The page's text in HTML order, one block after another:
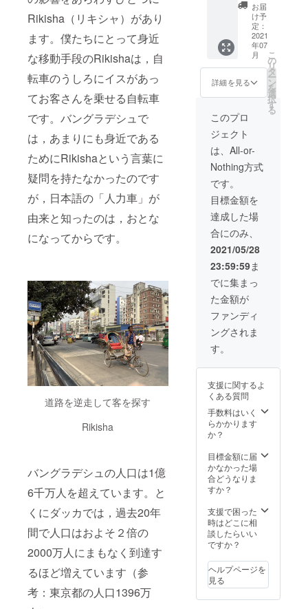
Rikisha（リキシャ）があり
ます。僕たちにとって身近
な移動手段のRikishaは，自
転車のうしろにイスがあっ
てお客さんを乗せる自転車
です。バングラデシュで
は，あまりにも身近である
ためにRikishaという言葉に
疑問を持たなかったのです
が，日本語の「人力車」が
由来と知ったのは，おとな
になってからです。
道路を逆走して客を探す
Rikisha
バングラデシュの人口は1億
6千万人を超えています。と
くにダッカでは，過去20年
間で人口はおよそ２倍の
2000万人にまもなく到達す
るほど増えています（参
考：東京都の人口1396万
欄にご
希望の
お名前
（アル
ファ
ベッ
ト）を
ご記入
くださ
い ・会
計報告
及び活
動報告
をメー
ルでお
す。 ＊
あらか
じめ
テーマ
を設
定，そ
のテー
マに
沿って
受講生
が質問
させて
いただ
テーマ
までは
日本事
務局が
対応し
ます。
者最大4
名） ・
１日講
師（日
本の文
化など
をテー
マにし
た講義
（日本
語）＋
折り紙
または
カルタ
遊びな
撮影
（有効
期限：
2021年
7月〜
2023年
6月）
＊交
通費・
滞在費
は自己
負担で
お願い
オンラ
流会
＊あら
かじめ
テーマ
を設
のテー
マに
沿って
受講生
させて
いただ
きま
す。
の設定
までは
日本事
務局が
お届
け予
定：
2021
年07
月
詳細を見る
こ
の
リ
タ
ー
ン
を
選
択
す
る
このプロ
ジェクト
は、All-or-
Nothing方式
です。
目標金額を
達成した場
合にのみ、
2021/05/28
23:59:59ま
でに集まっ
た金額が
ファンディ
ングされま
す。
支援に関するよ
くある質問
手数料はいく
らかかります
か？
目標金額に届
かなかった場
合どうなりま
すか？
支援で困った
時はどこに相
談したらいい
ですか？
ヘルプページを
見る